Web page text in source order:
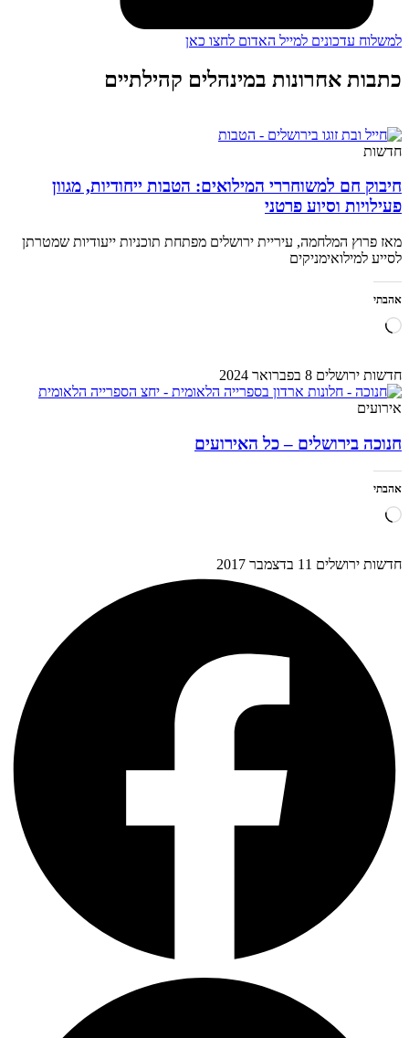
למשלוח עדכונים למייל האדום לחצו כאן
כתבות אחרונות במינהלים קהילתיים
חדשות
חיבוק חם למשוחררי המילואים: הטבות ייחודיות, מגוון
פעילויות וסיוע פרטני
מאז פרוץ המלחמה, עיריית ירושלים מפתחת תוכניות ייעודיות שמטרתן
לסייע למילואימניקים
אהבתי
טוען...
חדשות ירושלים 8 בפברואר 2024
אירועים
חנוכה בירושלים – כל האירועים
אהבתי
טוען...
חדשות ירושלים 11 בדצמבר 2017